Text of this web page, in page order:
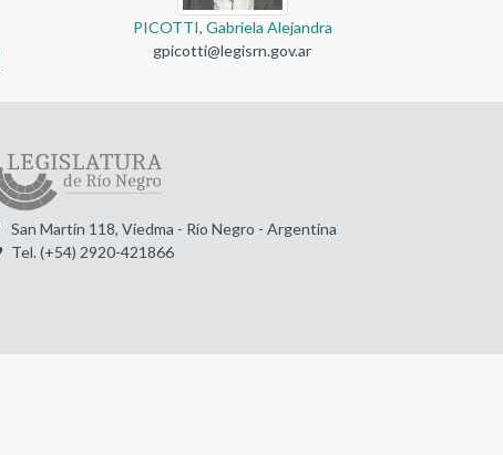
PICOTTI, Gabriela Alejandra
gpicotti@legisrn.gov.ar
San Martín 118, Viedma - Río Negro - Argentina
Tel. (+54) 2920-421866